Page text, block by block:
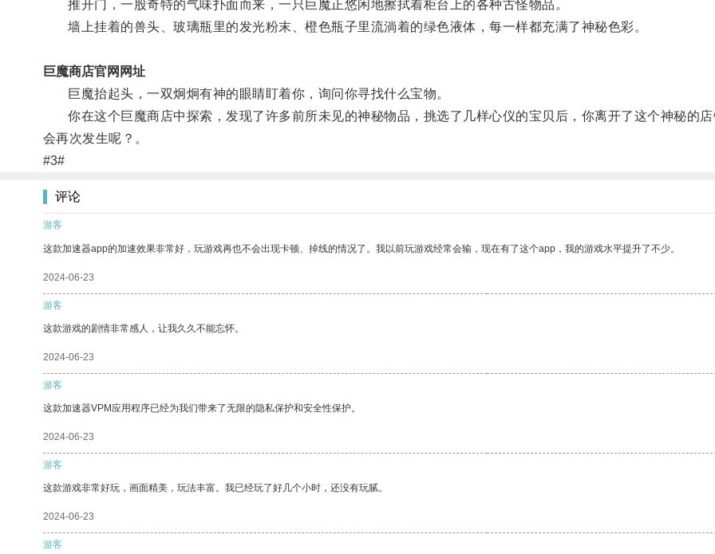
推开门，一股奇特的气味扑面而来，一只巨魔正悠闲地擦拭着柜台上的各种古怪物品。
墙上挂着的兽头、玻璃瓶里的发光粉末、橙色瓶子里流淌着的绿色液体，每一样都充满了神秘色彩。
巨魔商店官网网址
巨魔抬起头，一双炯炯有神的眼睛盯着你，询问你寻找什么宝物。
你在这个巨魔商店中探索，发现了许多前所未见的神秘物品，挑选了几样心仪的宝贝后，你离开了这个神秘的
会再次发生呢？。
#3#
评论
游客
这款加速器app的加速效果非常好，玩游戏再也不会出现卡顿、掉线的情况了。我以前玩游戏经常会输，现在有了这个app，我的游戏水平提升了不少。
2024-06-23
游客
这款游戏的剧情非常感人，让我久久不能忘怀。
2024-06-23
游客
这款加速器VPM应用程序已经为我们带来了无限的隐私保护和安全性保护。
2024-06-23
游客
这款游戏非常好玩，画面精美，玩法丰富。我已经玩了好几个小时，还没有玩腻。
2024-06-23
游客